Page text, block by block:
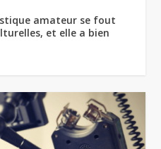
amateur se fout
et elle a bien